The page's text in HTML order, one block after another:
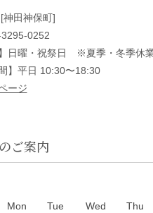
神田神保町]
0252
】日曜・祝祭日 ※夏季・冬季休
】平日 10:30〜18:30
ージ
ご案内
Mon Tue Wed Thu